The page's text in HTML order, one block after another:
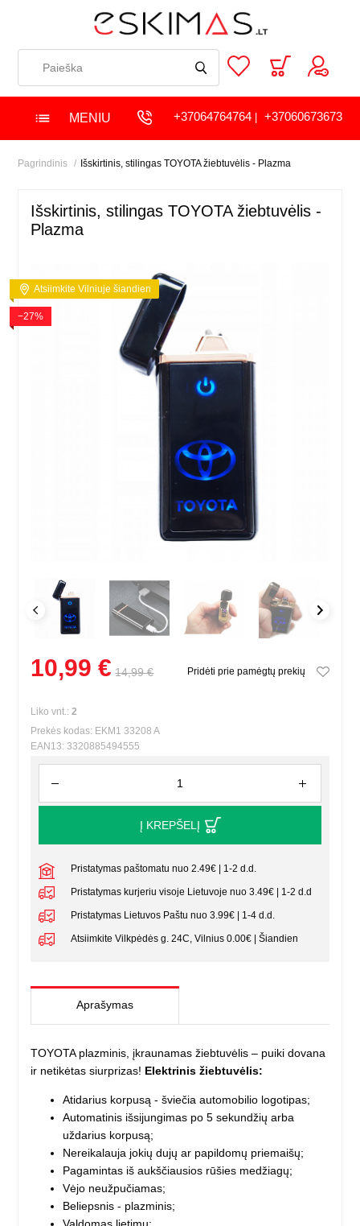
MENIU +37064764764| +37060673673
Pagrindinis Išskirtinis, stilingas TOYOTA žiebtuvėlis - Plazma
Išskirtinis, stilingas TOYOTA žiebtuvėlis -
Plazma
Atsiimkite Vilniuje šiandien
−27%
10,99 € 14,99 € Pridėti prie pamėgtų prekių
Liko vnt.:2
Prekės kodas: EKM1 33208 A
EAN13: 3320885494555
Į KREPŠELĮ
Pristatymas paštomatu nuo 2.49€ | 1-2 d.d.
Pristatymas kurjeriu visoje Lietuvoje nuo 3.49€ | 1-2 d.d
Pristatymas Lietuvos Paštu nuo 3.99€ | 1-4 d.d.
Atsiimkite Vilkpėdės g. 24C, Vilnius 0.00€ | Šiandien
Aprašymas
TOYOTA plazminis, įkraunamas žiebtuvėlis – puiki dovana
ir netikėtas siurprizas! Elektrinis žiebtuvėlis:
Atidarius korpusą - šviečia automobilio logotipas;
Automatinis išsijungimas po 5 sekundžių arba
uždarius korpusą;
Nereikalauja jokių dujų ar papildomų priemaišų;
Pagamintas iš aukščiausios rūšies medžiagų;
Vėjo neužpučiamas;
Beliepsnis - plazminis;